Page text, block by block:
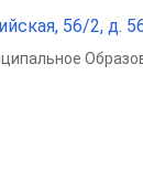
56/2, д.